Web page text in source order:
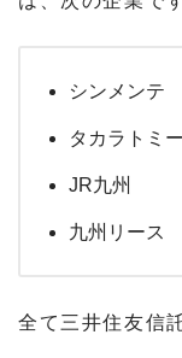
シンメンテ
タカラトミー
JR九州
九州リース
全て三井住友信